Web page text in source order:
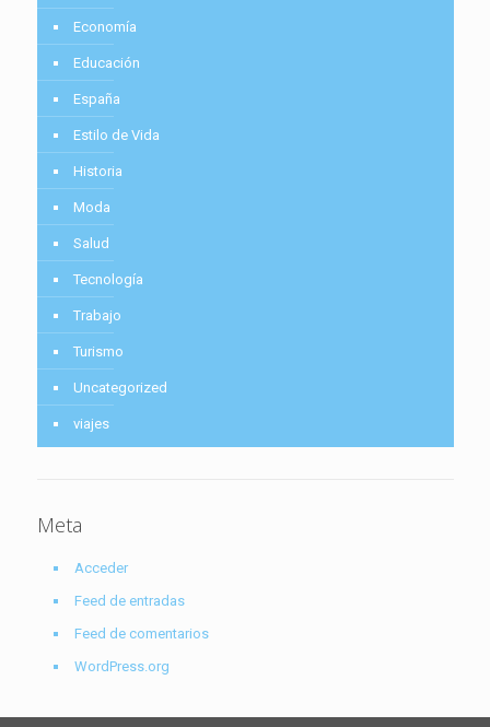
Economía
Educación
España
Estilo de Vida
Historia
Moda
Salud
Tecnología
Trabajo
Turismo
Uncategorized
viajes
Meta
Acceder
Feed de entradas
Feed de comentarios
WordPress.org